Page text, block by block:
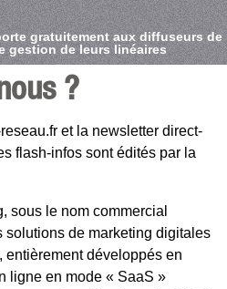
gratuitement aux diffuseurs de
gestion de leurs linéaires
?
et la newsletter direct-
flash-infos sont édités par la
sous le nom commercial
solutions de marketing digitales
développés en
ligne en mode « SaaS »